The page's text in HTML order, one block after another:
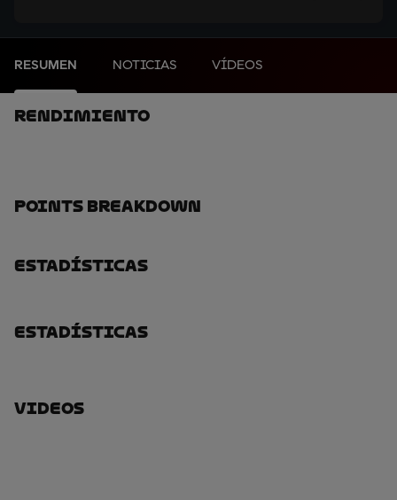
RESUMEN NOTICIAS VÍDEOS
Rendimiento
Points Breakdown
Estadísticas
Estadísticas
Videos